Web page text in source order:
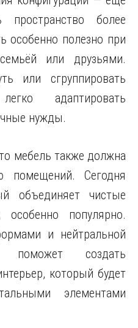
более
особенно полезно при
или друзьями.
или сгруппировать
адаптировать
нужды.
мебель также должна
помещений. Сегодня
объединяет чистые
популярно.
и нейтральной
поможет создать
который будет
элементами